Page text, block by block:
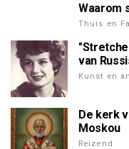
Waarom
Thuis en
van
Kunst en
De kerk
Moskou
Reizend